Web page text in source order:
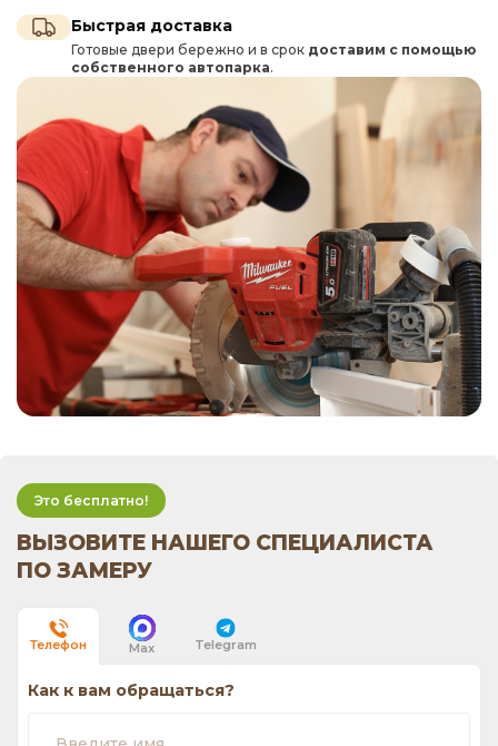
Быстрая доставка
Готовые двери бережно и в срок доставим с помощью
собственного автопарка.
Это бесплатно!
ВЫЗОВИТЕ НАШЕГО СПЕЦИАЛИСТА
ПО ЗАМЕРУ
Телефон Max Telegram
Как к вам обращаться?